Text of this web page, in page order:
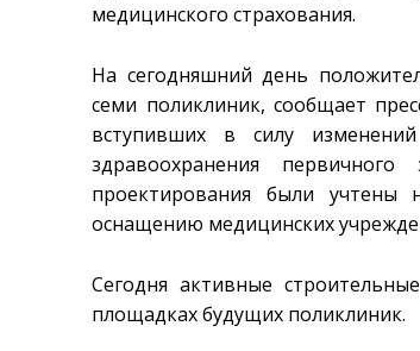
медицинского страхования.
На сегодняшний день
семи поликлиник, сообщает
вступивших в силу
здравоохранения
проектирования были учтены
оснащению медицинских
Сегодня активные
площадках будущих поликлиник.